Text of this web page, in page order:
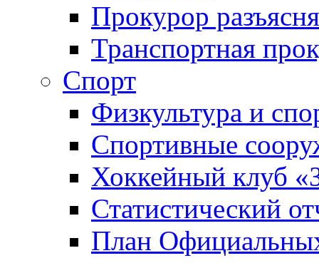
Прокурор
Транспортная
Спорт
Физкультура и
Спортивные
Хоккейный клуб
Статистический
План